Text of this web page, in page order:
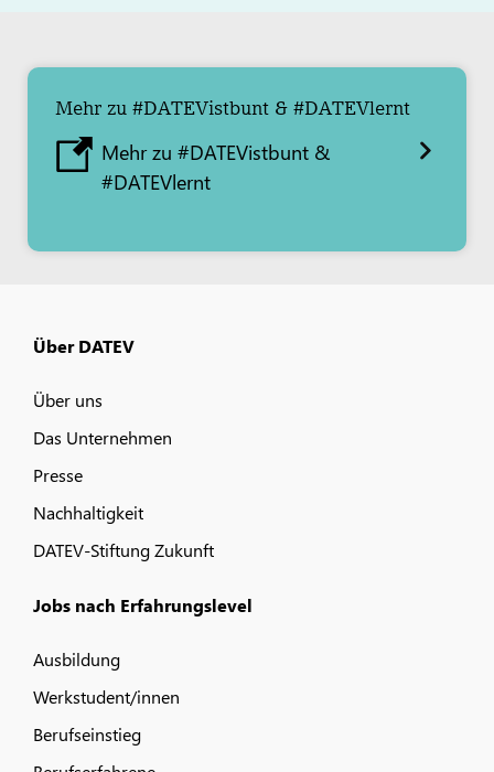
Mehr zu #DATEVistbunt & #DATEVlernt
Mehr zu #DATEVistbunt &
#DATEVlernt
Über DATEV
Über uns
Das Unternehmen
Presse
Nachhaltigkeit
DATEV-Stiftung Zukunft
Jobs nach Erfahrungslevel
Ausbildung
Werkstudent/innen
Berufseinstieg